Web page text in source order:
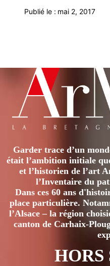
Publié le : mai 2, 2017
Garder trace d’un
était l’ambition initiale
et l’historien de l’art
l’Inventaire du
Dans ces 60 ans
place particulière.
l’Alsace – la région
canton de Carhaix-
HORS